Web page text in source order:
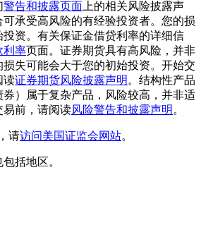
警告和披露页面 上的相关风险披露声
承受高风险的有经验投资者。您的损
资。有关保证金借贷利率的详细信
利率页面。证券期货具有高风险，并非
失可能会大于您的初始投资。开始交
读证券期货风险披露声明 。结构性产品
）属于复杂产品，风险较高，并非适
易前，请阅读风险警告和披露声明 。
请访问美国证监会网站。
括地区。